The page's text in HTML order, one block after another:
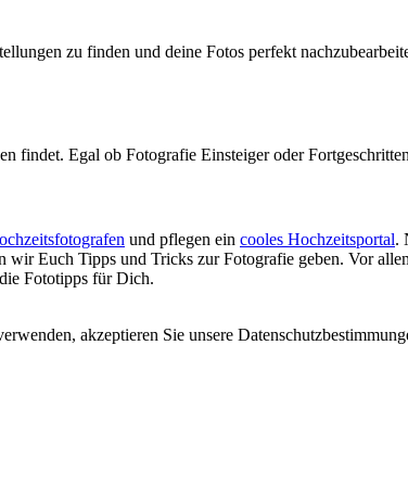
zu finden und deine Fotos perfekt
findet. Egal ob Fotografie Einsteiger oder
und pflegen ein cooles Hochzeitsportal.
wir Euch Tipps und Tricks zur Fotografie geben. Vor
Fototipps für Dich.
akzeptieren Sie unsere